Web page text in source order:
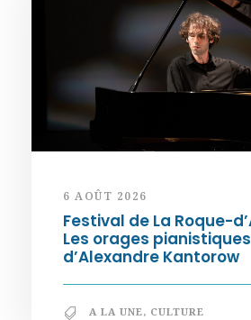
6 AOÛT 2026
Festival de La Roque-
Les orages pianistiques
d’Alexandre Kantorow
A LA UNE, CULTURE